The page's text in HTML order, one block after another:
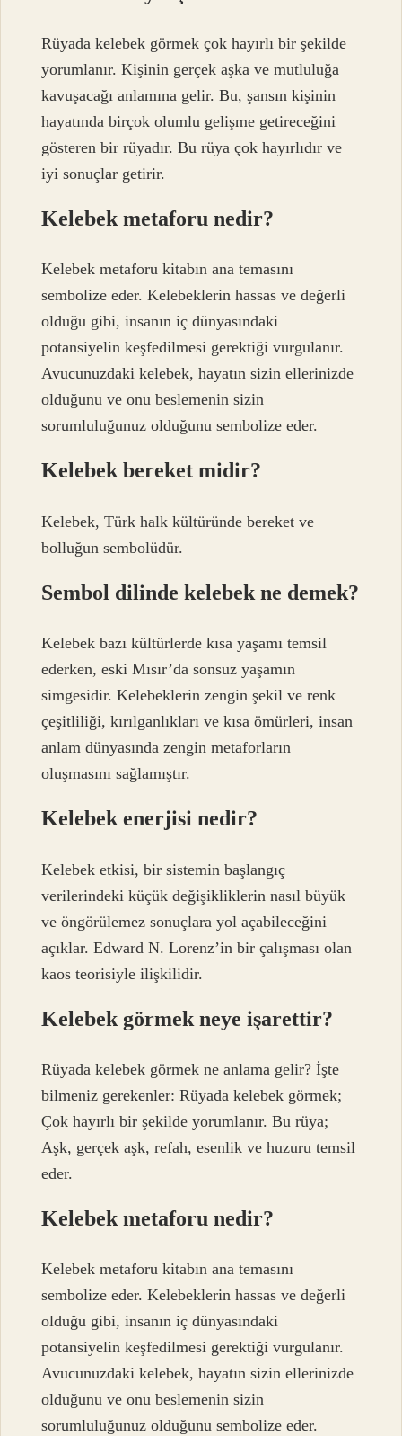
Rüyada kelebek görmek çok hayırlı bir şekilde
yorumlanır. Kişinin gerçek aşka ve mutluluğa
kavuşacağı anlamına gelir. Bu, şansın kişinin
hayatında birçok olumlu gelişme getireceğini
gösteren bir rüyadır. Bu rüya çok hayırlıdır ve
iyi sonuçlar getirir.
Kelebek metaforu nedir?
Kelebek metaforu kitabın ana temasını
sembolize eder. Kelebeklerin hassas ve değerli
olduğu gibi, insanın iç dünyasındaki
potansiyelin keşfedilmesi gerektiği vurgulanır.
Avucunuzdaki kelebek, hayatın sizin ellerinizde
olduğunu ve onu beslemenin sizin
sorumluluğunuz olduğunu sembolize eder.
Kelebek bereket midir?
Kelebek, Türk halk kültüründe bereket ve
bolluğun sembolüdür.
Sembol dilinde kelebek ne demek?
Kelebek bazı kültürlerde kısa yaşamı temsil
ederken, eski Mısır’da sonsuz yaşamın
simgesidir. Kelebeklerin zengin şekil ve renk
çeşitliliği, kırılganlıkları ve kısa ömürleri, insan
anlam dünyasında zengin metaforların
oluşmasını sağlamıştır.
Kelebek enerjisi nedir?
Kelebek etkisi, bir sistemin başlangıç ​​
verilerindeki küçük değişikliklerin nasıl büyük
ve öngörülemez sonuçlara yol açabileceğini
açıklar. Edward N. Lorenz’in bir çalışması olan
kaos teorisiyle ilişkilidir.
Kelebek görmek neye işarettir?
Rüyada kelebek görmek ne anlama gelir? İşte
bilmeniz gerekenler: Rüyada kelebek görmek;
Çok hayırlı bir şekilde yorumlanır. Bu rüya;
Aşk, gerçek aşk, refah, esenlik ve huzuru temsil
eder.
Kelebek metaforu nedir?
Kelebek metaforu kitabın ana temasını
sembolize eder. Kelebeklerin hassas ve değerli
olduğu gibi, insanın iç dünyasındaki
potansiyelin keşfedilmesi gerektiği vurgulanır.
Avucunuzdaki kelebek, hayatın sizin ellerinizde
olduğunu ve onu beslemenin sizin
sorumluluğunuz olduğunu sembolize eder.